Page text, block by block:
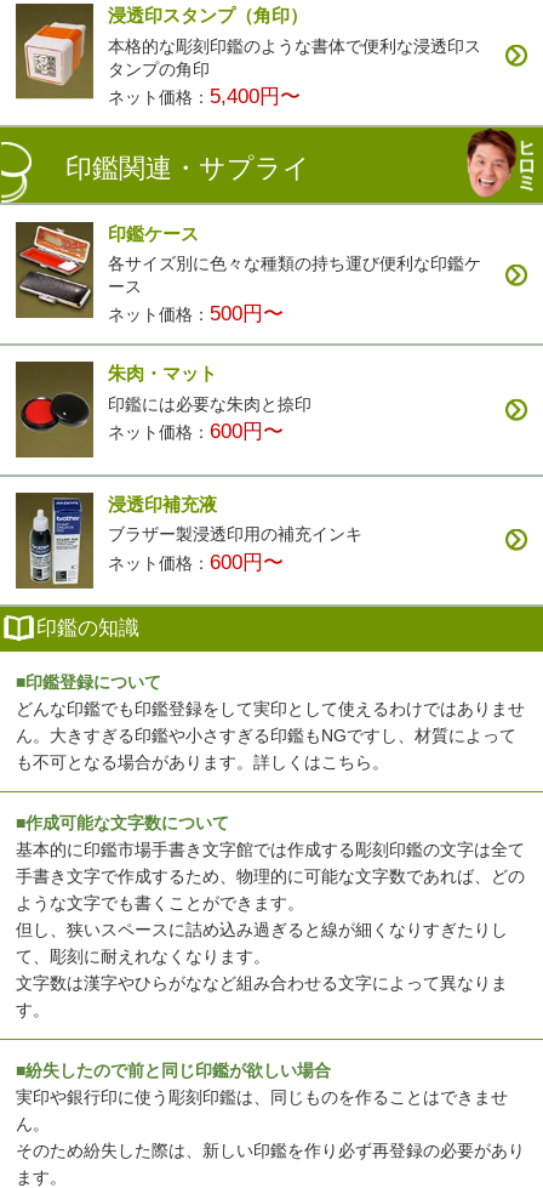
浸透印スタンプ（角印）
本格的な彫刻印鑑のような書体で便利な浸透印ス
タンプの角印
ネット価格： 5,400円〜
印鑑関連・サプライ
印鑑ケース
各サイズ別に色々な種類の持ち運び便利な印鑑ケ
ース
ネット価格： 500円〜
朱肉・マット
印鑑には必要な朱肉と捺印
ネット価格：600円〜
浸透印補充液
ブラザー製浸透印用の補充インキ
ネット価格：600円〜
印鑑の知識
■印鑑登録について
どんな印鑑でも印鑑登録をして実印として使えるわけではありませ
ん。大きすぎる印鑑や小さすぎる印鑑もNGですし、材質によって
も不可となる場合があります。詳しくはこちら 。
■作成可能な文字数について
基本的に印鑑市場手書き文字館では作成する彫刻印鑑の文字は全て
手書き文字で作成するため、物理的に可能な文字数であれば、どの
ような文字でも書くことができます。
但し、狭いスペースに詰め込み過ぎると線が細くなりすぎたりし
て、彫刻に耐えれなくなります。
文字数は漢字やひらがななど組み合わせる文字によって異なりま
す。
■紛失したので前と同じ印鑑が欲しい場合
実印や銀行印に使う彫刻印鑑は、同じものを作ることはできませ
ん。
そのため紛失した際は、新しい印鑑を作り必ず再登録の必要があり
ます。